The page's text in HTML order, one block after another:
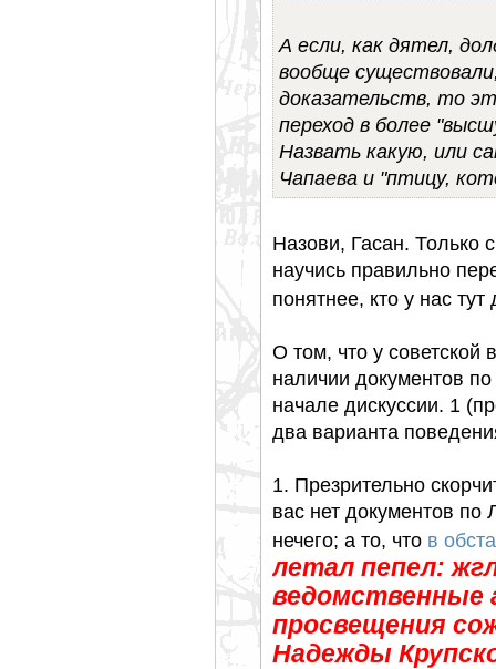
А если, как дятел,
вообще
доказательств, то
переход в более
Назвать какую, или
Чапаева и "птицу,
Назови, Гасан. Только
научись правильно
понятнее, кто у нас
О том, что у
наличии документов
начале дискуссии. 1
два варианта
1. Презрительно
вас нет документов
нечего; а то, что в
летал пепел:
ведомственные
просвещения
Надежды